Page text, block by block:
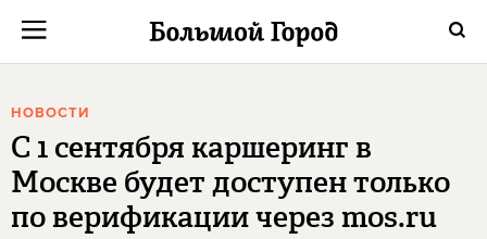
НОВОСТИ
С 1 сентября каршеринг в
Москве будет доступен только
по верификации через mos.ru